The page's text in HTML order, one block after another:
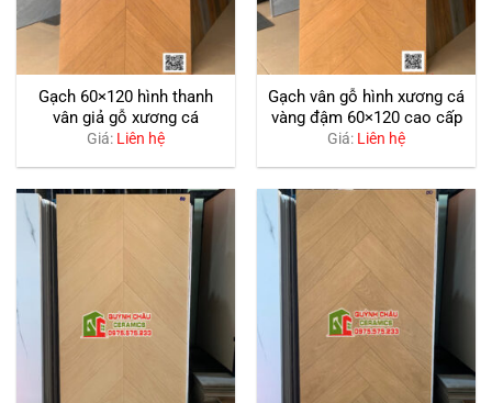
Gạch 60×120 hình thanh
vân giả gỗ xương cá
Giá: Liên hệ
Gạch vân gỗ hình xương cá
vàng đậm 60×120 cao cấp
Giá: Liên hệ